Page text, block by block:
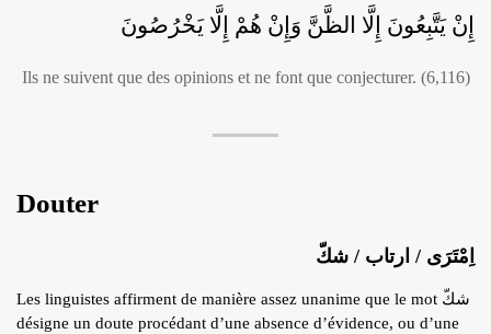
إِنْ يَتَّبِعُونَ إِلَّا الظَّنَّ وَإِنْ هُمْ إِلَّا يَخْرُصُونَ
Ils ne suivent que des opinions et ne font que conjecturer. (6,116)
Douter
اِمْتَرَى / ارتاب / شكّ
Les linguistes affirment de manière assez unanime que le mot شكّ
désigne un doute procédant d’une absence d’évidence, ou d’une